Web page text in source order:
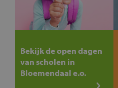
Bekijk de open dagen
van scholen in
Bloemendaal e.o.